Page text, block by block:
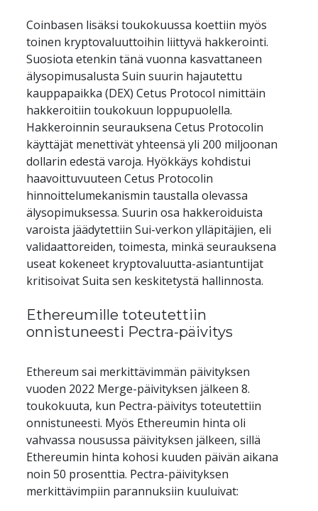
Coinbasen lisäksi toukokuussa koettiin myös
toinen kryptovaluuttoihin liittyvä hakkerointi.
Suosiota etenkin tänä vuonna kasvattaneen
älysopimusalusta Suin suurin hajautettu
kauppapaikka (DEX) Cetus Protocol nimittäin
hakkeroitiin toukokuun loppupuolella.
Hakkeroinnin seurauksena Cetus Protocolin
käyttäjät menettivät yhteensä yli 200 miljoonan
dollarin edestä varoja. Hyökkäys kohdistui
haavoittuvuuteen Cetus Protocolin
hinnoittelumekanismin taustalla olevassa
älysopimuksessa. Suurin osa hakkeroiduista
varoista jäädytettiin Sui-verkon ylläpitäjien, eli
validaattoreiden, toimesta, minkä seurauksena
useat kokeneet kryptovaluutta-asiantuntijat
kritisoivat Suita sen keskitetystä hallinnosta.
Ethereumille toteutettiin
onnistuneesti Pectra-päivitys
Ethereum sai merkittävimmän päivityksen
vuoden 2022 Merge-päivityksen jälkeen 8.
toukokuuta, kun Pectra-päivitys toteutettiin
onnistuneesti. Myös Ethereumin hinta oli
vahvassa nousussa päivityksen jälkeen, sillä
Ethereumin hinta kohosi kuuden päivän aikana
noin 50 prosenttia. Pectra-päivityksen
merkittävimpiin parannuksiin kuuluivat: